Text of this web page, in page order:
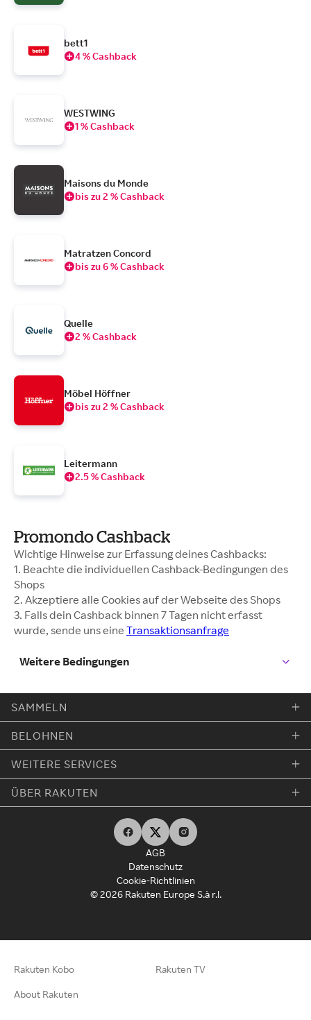
bett1
4 % Cashback
WESTWING
1 % Cashback
Maisons du Monde
bis zu 2 % Cashback
Matratzen Concord
bis zu 6 % Cashback
Quelle
2 % Cashback
Möbel Höffner
bis zu 2 % Cashback
Leitermann
2.5 % Cashback
Promondo Cashback
Wichtige Hinweise zur Erfassung deines Cashbacks:
1. Beachte die individuellen Cashback-Bedingungen des
Shops
2. Akzeptiere alle Cookies auf der Webseite des Shops
3. Falls dein Cashback binnen 7 Tagen nicht erfasst
wurde, sende uns eine Transaktionsanfrage
Weitere Bedingungen
SAMMELN
BELOHNEN
WEITERE SERVICES
ÜBER RAKUTEN
AGB
Datenschutz
Cookie-Richtlinien
© 2026 Rakuten Europe S.à r.l.
Rakuten Kobo Rakuten TV
About Rakuten